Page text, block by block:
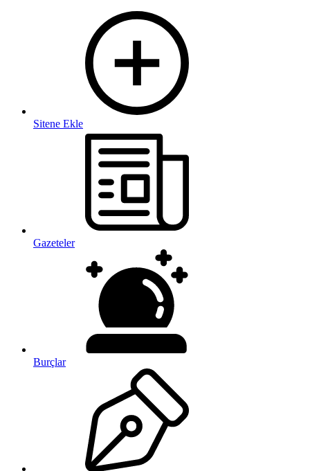
Sitene Ekle
Gazeteler
Burçlar